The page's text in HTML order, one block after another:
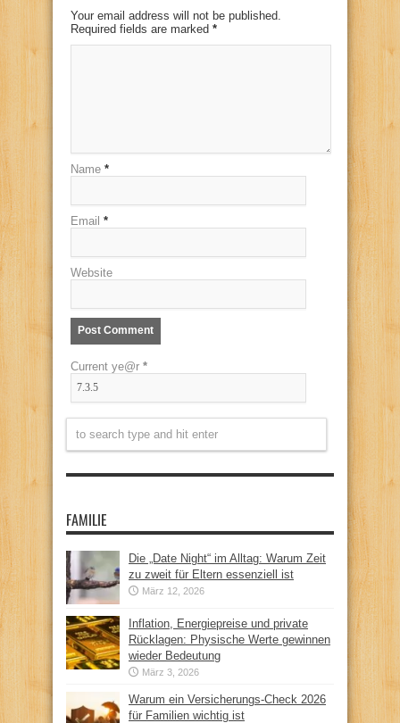
Your email address will not be published.
Required fields are marked *
Name *
Email *
Website
Current ye@r *
FAMILIE
Die „Date Night“ im Alltag: Warum Zeit
zu zweit für Eltern essenziell ist
März 12, 2026
Inflation, Energiepreise und private
Rücklagen: Physische Werte gewinnen
wieder Bedeutung
März 3, 2026
Warum ein Versicherungs-Check 2026
für Familien wichtig ist